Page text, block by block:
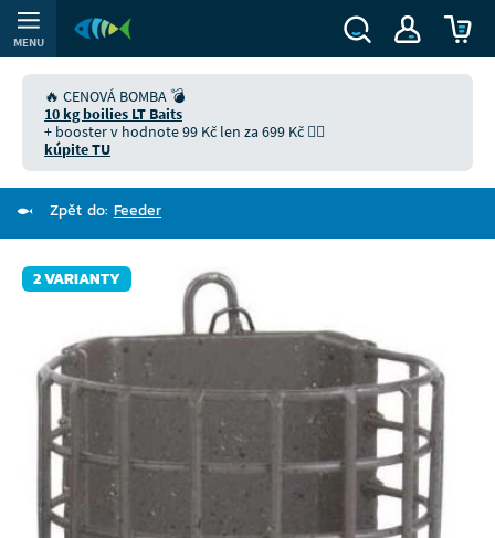
MENU
🔥 CENOVÁ BOMBA 💣
10 kg boilies LT Baits
+ booster v hodnote 99 Kč len za 699 Kč 👉🏻
kúpite TU
Zpět do: Feeder
2 VARIANTY